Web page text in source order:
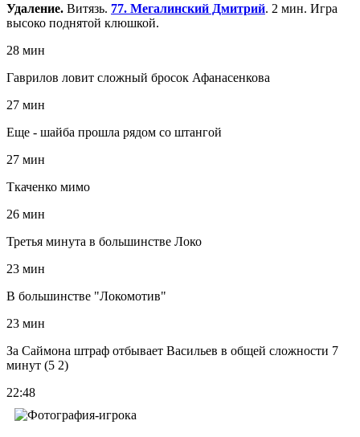
Удаление. Витязь. 77. Мегалинский Дмитрий. 2 мин. Игра
высоко поднятой клюшкой.
28 мин
Гаврилов ловит сложный бросок Афанасенкова
27 мин
Еще - шайба прошла рядом со штангой
27 мин
Ткаченко мимо
26 мин
Третья минута в большинстве Локо
23 мин
В большинстве "Локомотив"
23 мин
За Саймона штраф отбывает Васильев в общей сложности 7
минут (5 2)
22:48